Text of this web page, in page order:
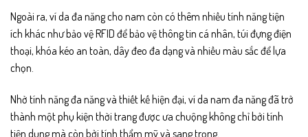
Ngoài ra, ví da đa năng cho nam còn có thêm nhiều tính năng tiện
ích khác như bảo vệ RFID để bảo vệ thông tin cá nhân, túi đựng điện
thoại, khóa kéo an toàn, dây đeo đa dạng và nhiều màu sắc để lựa
chọn.
Nhờ tính năng đa năng và thiết kế hiện đại, ví da nam đa năng đã trở
thành một phụ kiện thời trang được ưa chuộng không chỉ bởi tính
tiện dụng mà còn bởi tính thẩm mỹ và sang trọng.